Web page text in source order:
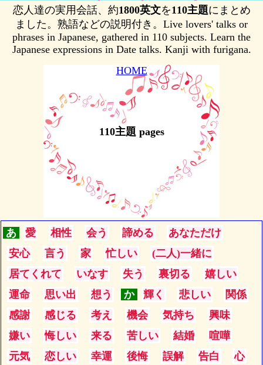
恋人達の実用会話、約1800英文を110主題にまとめ
ました。熟語などの説明付き。Live lovers' talks or
phrases in Japanese, gathered in 110 subjects. Learn the
Japanese expressions in Date talks. Kanji with furigana.
HOME
110主題 pages
あ 愛 相性 会う 諦める
あなただけ
安心
言う 家 忙しい
(二人)一緒に
居てくれて
いなす 失う 裏切る
嬉しい
運命
思い出 想う か 輝く 悲しい
関係
感謝
感じる 考え 機会 気持ち
興味
嫌い
悔しい 来る 苦しい 結婚
喧嘩
元気
恋しい 幸運 後悔 誤解 告白
心